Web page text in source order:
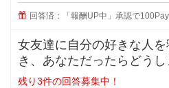
回答済：「報酬UP中」承認で
女友達に自分の好きな人
き、あなただったらどうしますか？
に好きな人の話をするのは
残り3件の回答募集中！